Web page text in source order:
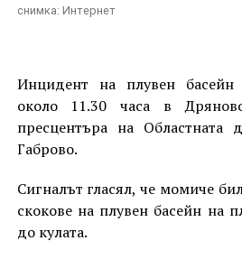
снимка: Интернет
Инцидент на плувен басейн
около 11.30 часа в
пресцентъра на
Габрово.
Сигналът гласял, че момиче
скокове на плувен басейн на
до кулата.